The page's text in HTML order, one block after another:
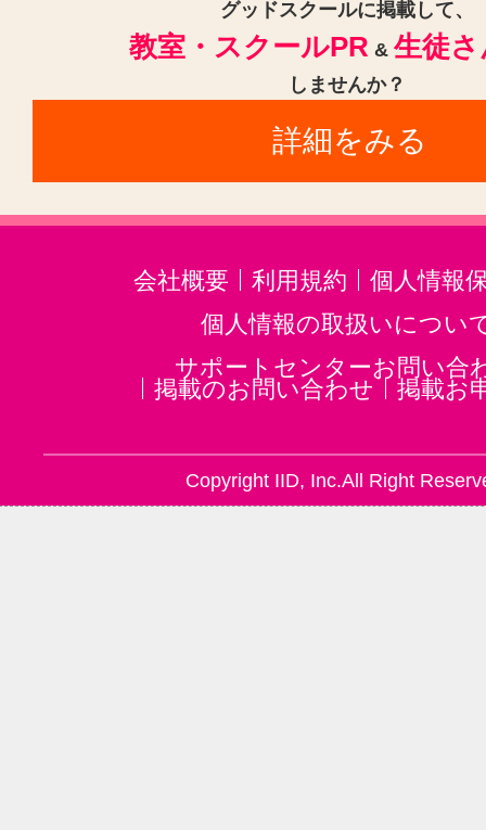
グッドスクールに掲載して、
教室・スクールPR & 生徒
しませんか？
詳細をみる
会社概要 利用規約
個人情報
個人情報の取扱いについ
サポートセンターお問い合
掲載のお問い合わせ
掲載お
Copyright IID, Inc.All Right